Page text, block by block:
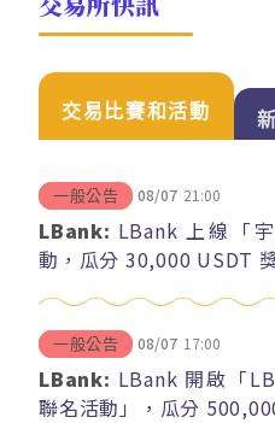
交易比賽和活動
一般公告 08/07 21:00
LBank: LBank 上線「
動，瓜分 30,000 USDT
一般公告 08/07 17:00
LBank: LBank 開啟「
聯名活動」，瓜分